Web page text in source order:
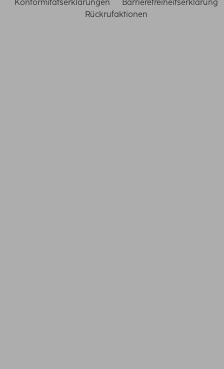
Konformitätserklärungen
Barrierefreiheitserklärung
Rückrufaktionen